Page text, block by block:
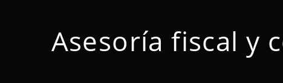
Asesoría fiscal y